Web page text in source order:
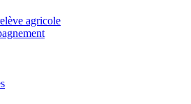
agricole